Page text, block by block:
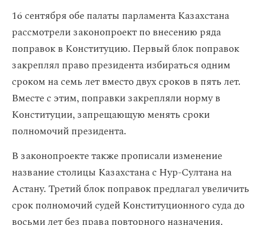
16 сентября обе палаты парламента Казахстана
рассмотрели законопроект по внесению ряда
поправок в Конституцию. Первый блок поправок
закреплял право президента избираться одним
сроком на семь лет вместо двух сроков в пять лет.
Вместе с этим, поправки закрепляли норму в
Конституции, запрещающую менять сроки
полномочий президента.
В законопроекте также прописали изменение
название столицы Казахстана с Нур-Султана на
Астану. Третий блок поправок предлагал увеличить
срок полномочий судей Конституционного суда до
восьми лет без права повторного назначения.